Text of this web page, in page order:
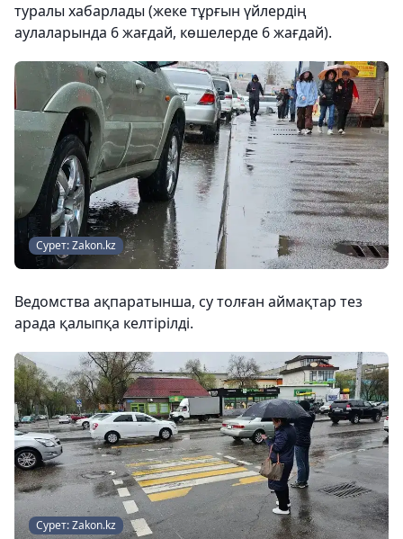
туралы хабарлады (жеке тұрғын үйлердің
аулаларында 6 жағдай, көшелерде 6 жағдай).
Сурет: Zakon.kz
Ведомства ақпаратынша, су толған аймақтар тез
арада қалыпқа келтірілді.
Сурет: Zakon.kz